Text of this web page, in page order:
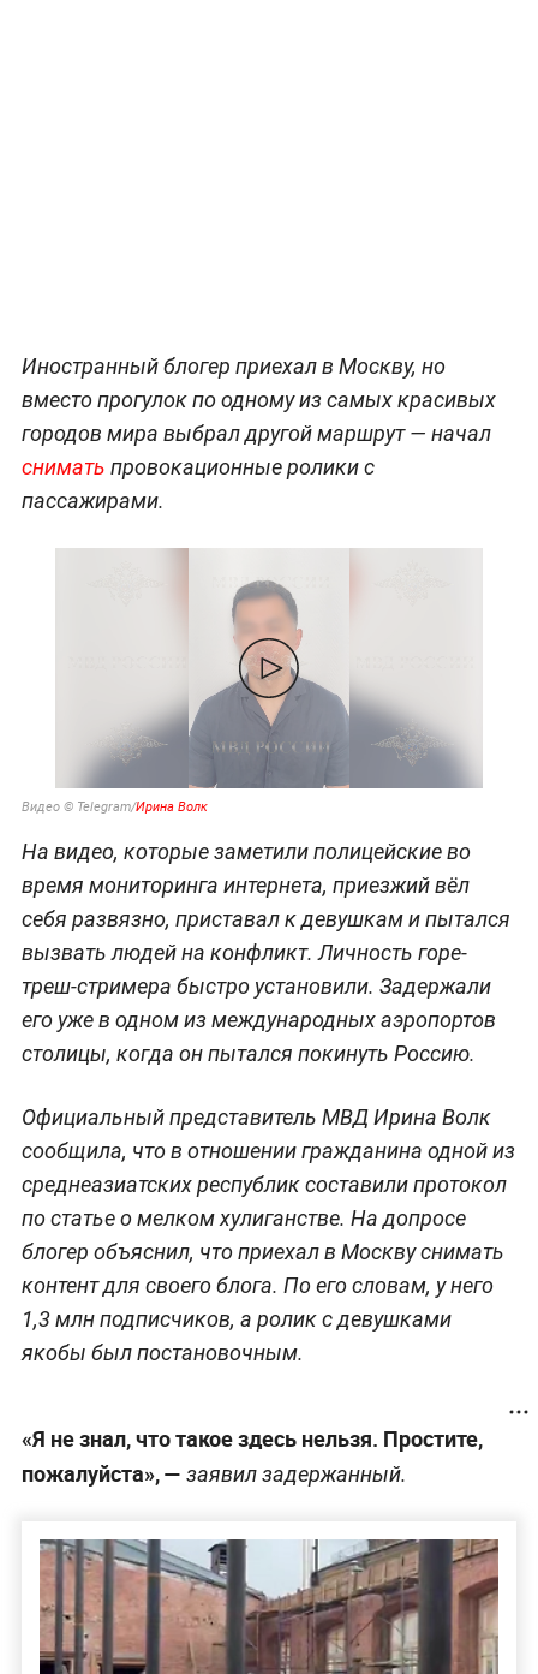
Иностранный блогер приехал в Москву, но
вместо прогулок по одному из самых красивых
городов мира выбрал другой маршрут — начал
снимать провокационные ролики с
пассажирами.
Видео © Telegram/Ирина Волк
На видео, которые заметили полицейские во
время мониторинга интернета, приезжий вёл
себя развязно, приставал к девушкам и пытался
вызвать людей на конфликт. Личность горе-
треш-стримера быстро установили. Задержали
его уже в одном из международных аэропортов
столицы, когда он пытался покинуть Россию.
Официальный представитель МВД Ирина Волк
сообщила, что в отношении гражданина одной из
среднеазиатских республик составили протокол
по статье о мелком хулиганстве. На допросе
блогер объяснил, что приехал в Москву снимать
контент для своего блога. По его словам, у него
1,3 млн подписчиков, а ролик с девушками
якобы был постановочным.
«Я не знал, что такое здесь нельзя. Простите,
пожалуйста», — заявил задержанный.